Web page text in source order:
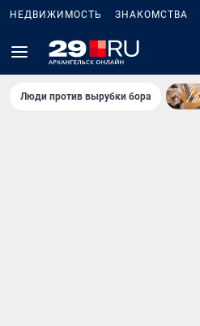
НЕДВИЖИМОСТЬ ЗНАКОМСТВА
Люди против вырубки бора